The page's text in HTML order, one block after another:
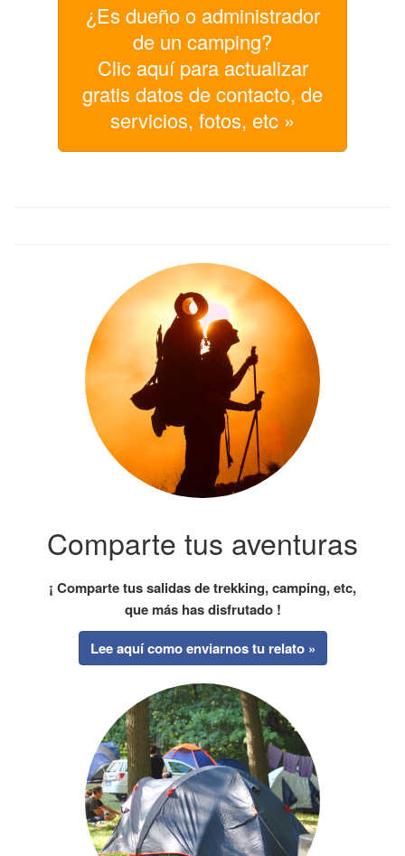
¿Es dueño o administrador
de un camping?
Clic aquí para actualizar
gratis datos de contacto, de
servicios, fotos, etc »
Comparte tus aventuras
¡ Comparte tus salidas de trekking, camping, etc,
que más has disfrutado !
Lee aquí como enviarnos tu relato »